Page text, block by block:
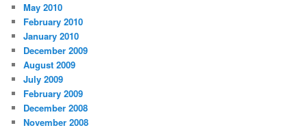
May 2010
February 2010
January 2010
December 2009
August 2009
July 2009
February 2009
December 2008
November 2008